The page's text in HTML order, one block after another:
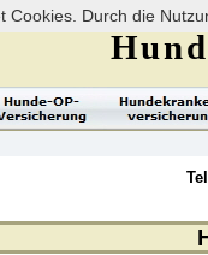
Cookies. Durch die